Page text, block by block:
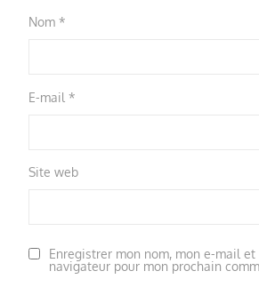
Nom*
E-mail*
Site web
Enregistrer mon nom, mon e-mail
navigateur pour mon prochain